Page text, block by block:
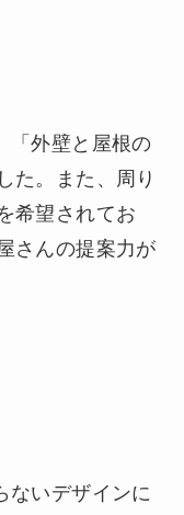
「外壁と屋根の
た。また、周り
希望されてお
さんの提案力が
ないデザインに